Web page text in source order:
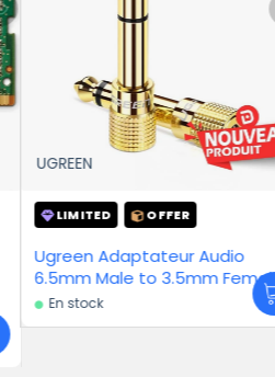
OFFER
Audio
to 3.5mm Female
UGREEN
VGA
En